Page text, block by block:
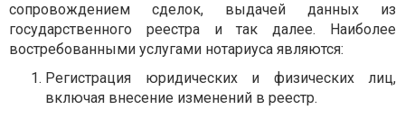
сопровождением сделок, выдачей данных из
государственного реестра и так далее. Наиболее
востребованными услугами нотариуса являются:
Регистрация юридических и физических лиц,
включая внесение изменений в реестр.